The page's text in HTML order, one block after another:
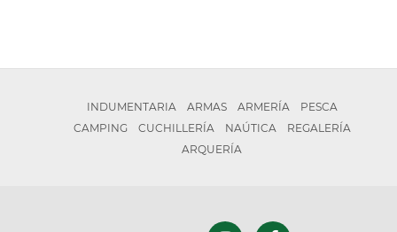
INDUMENTARIA ARMAS ARMERÍA
PESCA
CAMPING
CUCHILLERÍA NAÚTICA
REGALERÍA
ARQUERÍA